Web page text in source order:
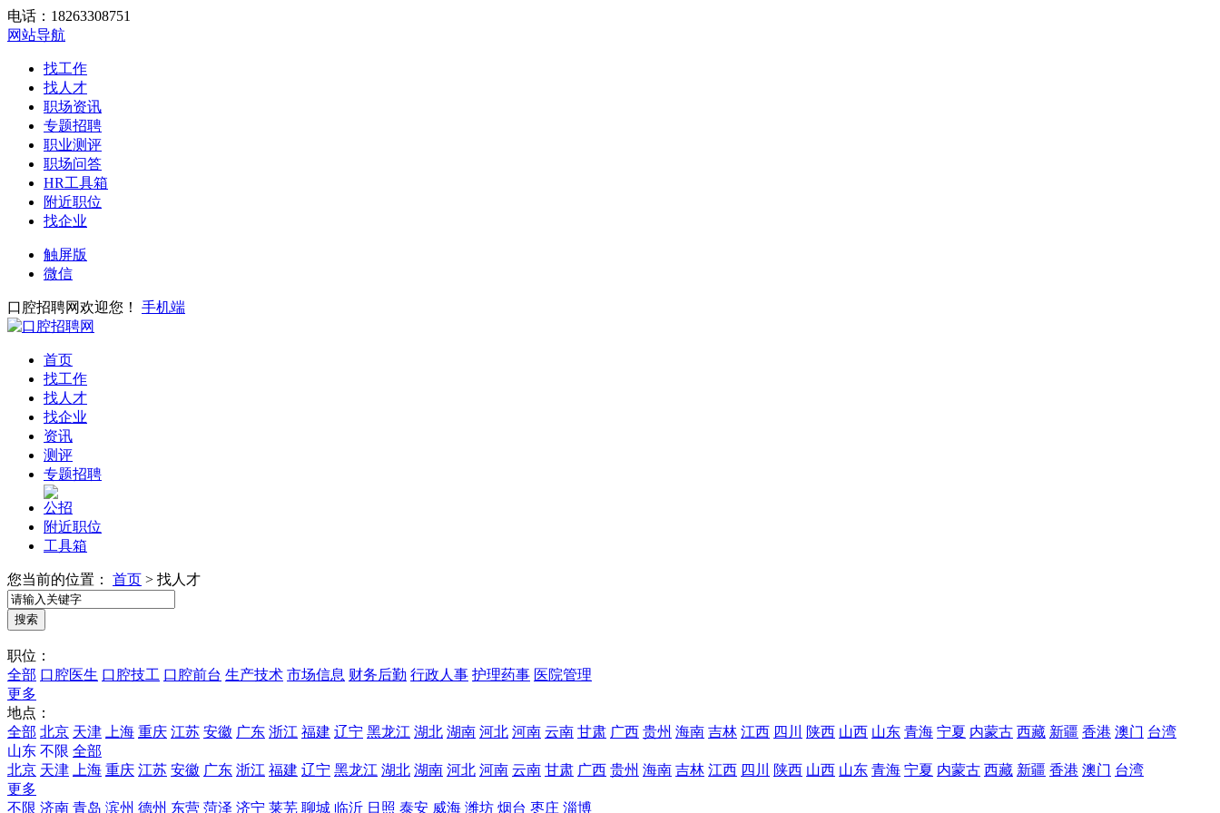
电话：18263308751
网站导航
找工作
找人才
职场资讯
专题招聘
职业测评
职场问答
HR工具箱
附近职位
找企业
触屏版
微信
口腔招聘网欢迎您！ 手机端
首页
找工作
找人才
找企业
资讯
测评
专题招聘
公招
附近职位
工具箱
您当前的位置： 首页 > 找人才
职位：
全部 口腔医生 口腔技工 口腔前台 生产技术 市场信息 财务后勤 行政人事 护理药事 医院管理
更多
地点：
全部 北京 天津 上海 重庆 江苏 安徽 广东 浙江 福建 辽宁 黑龙江 湖北 湖南 河北 河南 云南 甘肃 广西 贵州 海南 吉林 江西 四川 陕西 山西 山东 青海 宁夏 内蒙古 西藏 新疆 香港 澳门 台湾
山东 不限 全部
北京 天津 上海 重庆 江苏 安徽 广东 浙江 福建 辽宁 黑龙江 湖北 湖南 河北 河南 云南 甘肃 广西 贵州 海南 吉林 江西 四川 陕西 山西 山东 青海 宁夏 内蒙古 西藏 新疆 香港 澳门 台湾
更多
不限 济南 青岛 滨州 德州 东营 菏泽 济宁 莱芜 聊城 临沂 日照 泰安 威海 潍坊 烟台 枣庄 淄博